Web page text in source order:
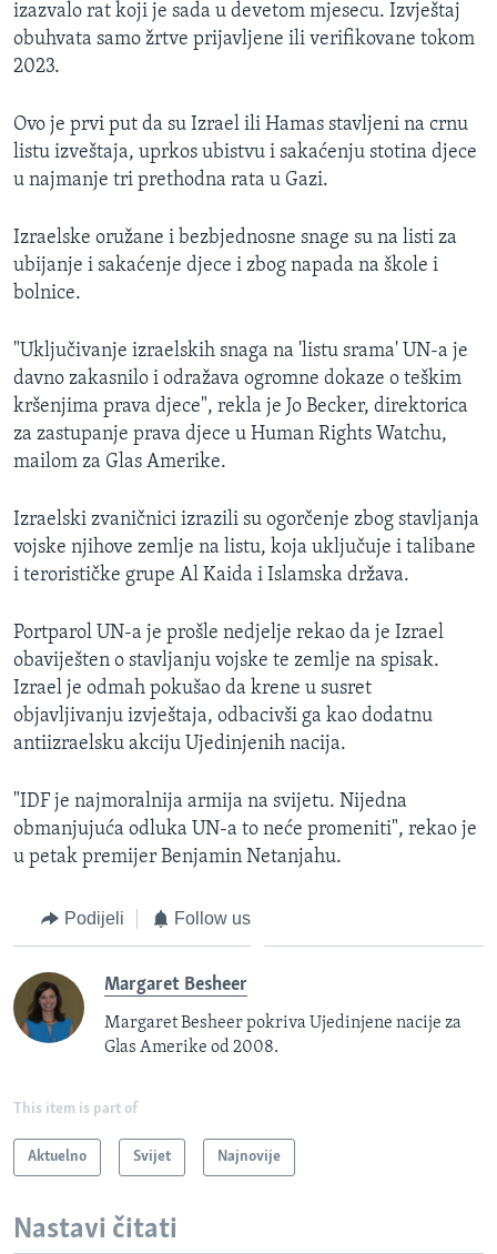
izazvalo rat koji je sada u devetom mjesecu. Izvještaj
obuhvata samo žrtve prijavljene ili verifikovane tokom
2023.
Ovo je prvi put da su Izrael ili Hamas stavljeni na crnu
listu izveštaja, uprkos ubistvu i sakaćenju stotina djece
u najmanje tri prethodna rata u Gazi.
Izraelske oružane i bezbjednosne snage su na listi za
ubijanje i sakaćenje djece i zbog napada na škole i
bolnice.
"Uključivanje izraelskih snaga na 'listu srama' UN-a je
davno zakasnilo i odražava ogromne dokaze o teškim
kršenjima prava djece", rekla je Jo Becker, direktorica
za zastupanje prava djece u Human Rights Watchu,
mailom za Glas Amerike.
Izraelski zvaničnici izrazili su ogorčenje zbog stavljanja
vojske njihove zemlje na listu, koja uključuje i talibane
i terorističke grupe Al Kaida i Islamska država.
Portparol UN-a je prošle nedjelje rekao da je Izrael
obaviješten o stavljanju vojske te zemlje na spisak.
Izrael je odmah pokušao da krene u susret
objavljivanju izvještaja, odbacivši ga kao dodatnu
antiizraelsku akciju Ujedinjenih nacija.
"IDF je najmoralnija armija na svijetu. Nijedna
obmanjujuća odluka UN-a to neće promeniti", rekao je
u petak premijer Benjamin Netanjahu.
Podijeli Follow us
Margaret Besheer
Margaret Besheer pokriva Ujedinjene nacije za
Glas Amerike od 2008.
This item is part of
Aktuelno Svijet Najnovije
Nastavi čitati